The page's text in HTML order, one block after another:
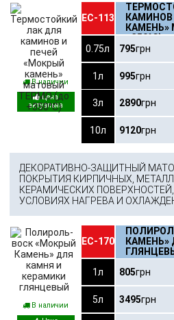
В наличии
ЕС-113
КАМИНОВ
КАМЕНЬ»
+350°С)
0.75л
795грн
1л 995грн
3л 2890грн
10л 9120грн
ДЕКОРАТИВНО-ЗАЩИТНЫЙ
ПОКРЫТИЯ КИРПИЧНЫХ,
КЕРАМИЧЕСКИХ
УСЛОВИЯХ НАГРЕВА И
В наличии
ЕС-170
КАМЕНЬ»
1л
805грн
5л 3495грн